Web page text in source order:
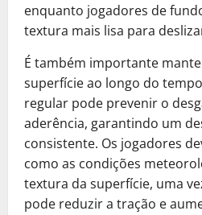
enquanto jogadores de
textura mais lisa para
É também importante
superfície ao longo do
regular pode prevenir o
aderência, garantindo um
consistente. Os jogadores
como as condições
textura da superfície, uma
pode reduzir a tração e